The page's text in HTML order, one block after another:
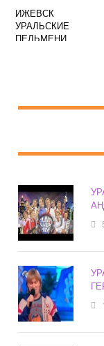
ИЖЕВСК
УРАЛЬСКИЕ
ПЕЛЬМЕНИ